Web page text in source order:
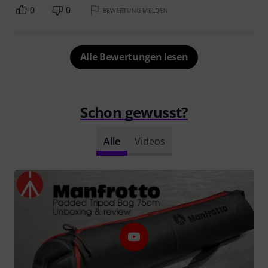
0 0 BEWERTUNG MELDEN
Alle Bewertungen lesen
Schon gewusst?
Alle Videos